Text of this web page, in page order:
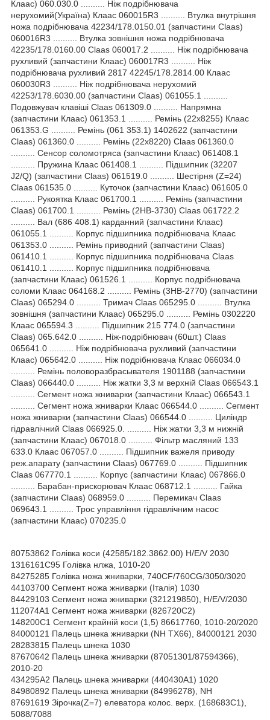
Клаас) 060.030.0 .......... Ніж подрібнювача
нерухомий(Україна) Клаас 060015R3 .......... Втулка внутрішня
ножа подрібнювача 42234/178.0150.01 (запчастини Claas)
060016R3 .......... Втулка зовнішня ножа подрібнювача
42235/178.0160.00 Claas 060017.2 .......... Ніж подрібнювача
рухливий (запчастини Клаас) 060017R3 .......... Ніж
подрібнювача рухливий 2817 42245/178.2814.00 Клаас
060030R3 .......... Ніж подрібнювача нерухомий
42253/178.6030.00 (запчастини Claas) 061055.1 ..........
Подовжувач клавіші Claas 061309.0 .......... Напрямна
(запчастини Клаас) 061353.1 .......... Ремінь (22x8255) Клаас
061353.G .......... Ремінь (061 353.1) 1402622 (запчастини
Claas) 061360.0 .......... Ремінь (22х8220) Claas 061360.0
.......... Сенсор соломотряса (запчастини Клаас) 061408.1
.......... Пружина Клаас 061408.1 .......... Підшипник (32207
J2/Q) (запчастини Claas) 061519.0 .......... Шестірня (Z=24)
Claas 061535.0 .......... Куточок (запчастини Клаас) 061605.0
.......... Рукоятка Клаас 061700.1 .......... Ремінь (запчастини
Claas) 061700.1 .......... Ремінь (2HB-3730) Claas 061722.2
.......... Вал (686 408.1) карданний (запчастини Клаас)
061055.1 .......... Корпус підшипника подрібнювача Клаас
061353.0 .......... Ремінь приводний (запчастини Claas)
061410.1 .......... Корпус підшипника подрібнювача Claas
061410.1 .......... Корпус підшипника подрібнювача
(запчастини Клаас) 061526.1 .......... Корпус подрібнювача
соломи Клаас 064168.2 .......... Ремінь (3HB-2770) (запчастини
Claas) 065294.0 .......... Тримач Claas 065295.0 .......... Втулка
зовнішня (запчастини Клаас) 065295.0 .......... Ремінь 0302220
Клаас 065594.3 .......... Підшипник 215 774.0 (запчастини
Claas) 065.642.0 .......... Ніж-подрібнювач (60шт.) Claas
065641.0 .......... Ніж подрібнювача рухливий (запчастини
Клаас) 065642.0 .......... Ніж подрібнювача Клаас 066034.0
.......... Ремінь половоразбрасывателя 1901188 (запчастини
Claas) 066440.0 .......... Ніж жатки 3,3 м верхній Claas 066543.1
.......... Сегмент ножа жниварки (запчастини Клаас) 066543.1
.......... Сегмент ножа жниварки Клаас 066544.0 .......... Сегмент
ножа жниварки (запчастини Claas) 066544.0 .......... Циліндр
гідравлічний Claas 066925.0. .......... Ніж жатки 3,3 м нижній
(запчастини Клаас) 067018.0 .......... Фільтр масляний 133
633.0 Клаас 067057.0 .......... Підшипник важеля приводу
реж.апарату (запчастини Claas) 067769.0 .......... Підшипник
Claas 067770.1 .......... Корпус (запчастини Клаас) 067866.0
.......... Барабан-прискорювач Клаас 068712.1 .......... Гайка
(запчастини Claas) 068959.0 .......... Перемикач Claas
069643.1 .......... Трос управління гідравлічним насос
(запчастини Клаас) 070235.0
80753862 Голівка коси (42585/182.3862.00) H/E/V 2030
1316161С95 Голівка нлжа, 1010-20
84275285 Голівка ножа жниварки, 740CF/760CG/3050/3020
44103700 Сегмент ножа жниварки (Італія) 1030
84429103 Сегмент ножа жниварки (321219850), H/E/V/2030
112074А1 Сегмент ножа жниварки (826720С2)
148200С1 Сегмент крайній коси (1,5) 86617760, 1010-20/2020
84000121 Палець шнека жниварки (NH TX66), 84000121 2030
28283815 Палець шнека 1030
87670642 Палець шнека жниварки (87051301/87594366),
2010-20
434295А2 Палець шнека жниварки (440430А1) 1020
84980892 Палець шнека жниварки (84996278), NH
87691619 Зірочка(Z=7) елеватора колос. верх. (168683С1),
5088/7088